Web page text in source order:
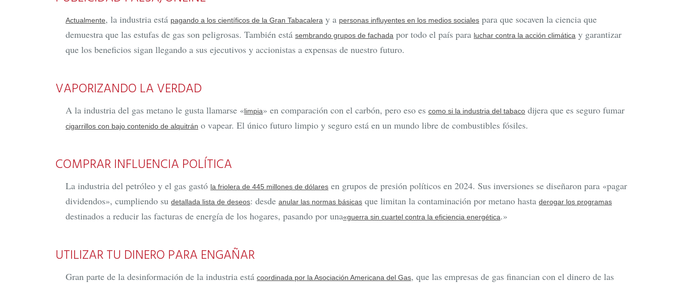
Actualmente, la industria está pagando a los científicos de la Gran Tabacalera y a personas influyentes en los medios sociales para que socaven la ciencia que
demuestra que las estufas de gas son peligrosas. También está sembrando grupos de fachada por todo el país para luchar contra la acción climática y garantizar
que los beneficios sigan llegando a sus ejecutivos y accionistas a expensas de nuestro futuro.
VAPORIZANDO LA VERDAD
A la industria del gas metano le gusta llamarse «limpia» en comparación con el carbón, pero eso es como si la industria del tabaco dijera que es seguro fumar
cigarrillos con bajo contenido de alquitrán o vapear. El único futuro limpio y seguro está en un mundo libre de combustibles fósiles.
COMPRAR INFLUENCIA POLÍTICA
La industria del petróleo y el gas gastó la friolera de 445 millones de dólares en grupos de presión políticos en 2024. Sus inversiones se diseñaron para «pagar
dividendos», cumpliendo su detallada lista de deseos: desde anular las normas básicas que limitan la contaminación por metano hasta derogar los programas
destinados a reducir las facturas de energía de los hogares, pasando por una«guerra sin cuartel contra la eficiencia energética.»
UTILIZAR TU DINERO PARA ENGAÑAR
Gran parte de la desinformación de la industria está coordinada por la Asociación Americana del Gas, que las empresas de gas financian con el dinero de las